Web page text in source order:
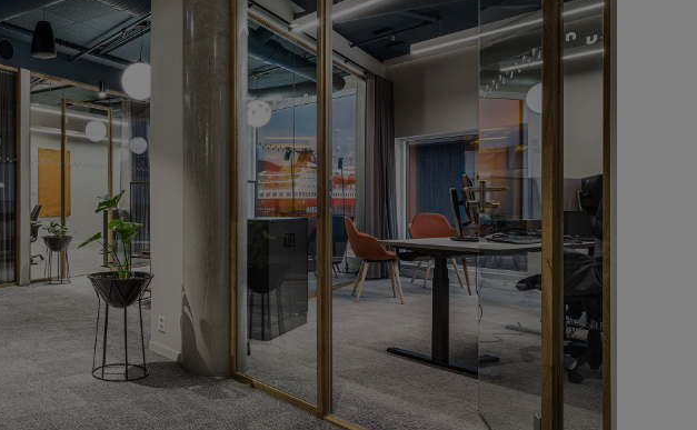
Connection
9to5 Seating
VIA Seating
Stylex
Spec